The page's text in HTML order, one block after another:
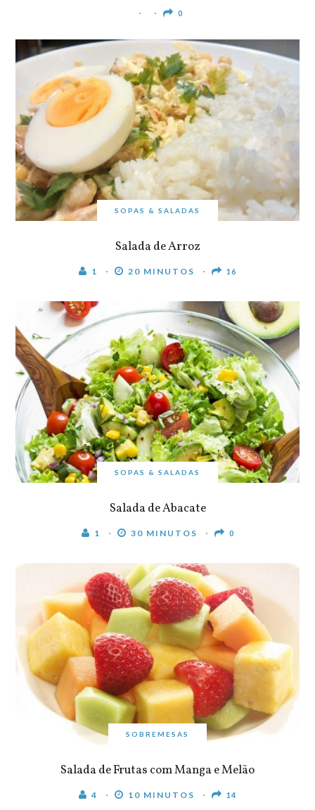
0
SOPAS & SALADAS
Salada de Arroz
1 20 MINUTOS 16
SOPAS & SALADAS
Salada de Abacate
1 30 MINUTOS 0
SOBREMESAS
Salada de Frutas com Manga e Melão
4 10 MINUTOS 14